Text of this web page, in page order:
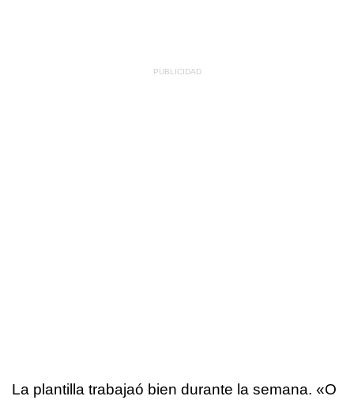
La plantilla trabajaó bien durante la semana. «O